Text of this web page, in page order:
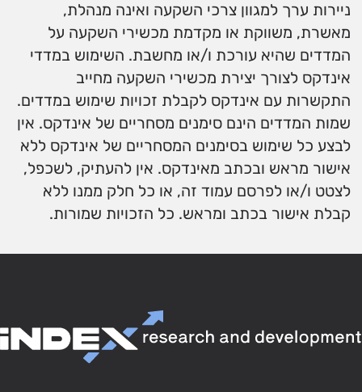
ניירות ערך למגוון צרכי השקעה ואינה מנהלת,
מאשרת, משווקת או מקדמת מכשירי השקעה על
המדדים שהיא עורכת ו/או מחשבת. השימוש במדדי
אינדקס לצורך יצירת מכשירי השקעה מחייב
התקשרות עם אינדקס לקבלת זכויות שימוש במדדים.
שמות המדדים הינם סימנים מסחריים של אינדקס. אין
לבצע כל שימוש בסימנים המסחריים של אינדקס ללא
אישור מראש ובכתב מאינדקס. אין להעתיק, לשכפל,
לצטט ו/או לפרסם עמוד זה, או כל חלק ממנו ללא
קבלת אישור בכתב ומראש. כל הזכויות שמורות.